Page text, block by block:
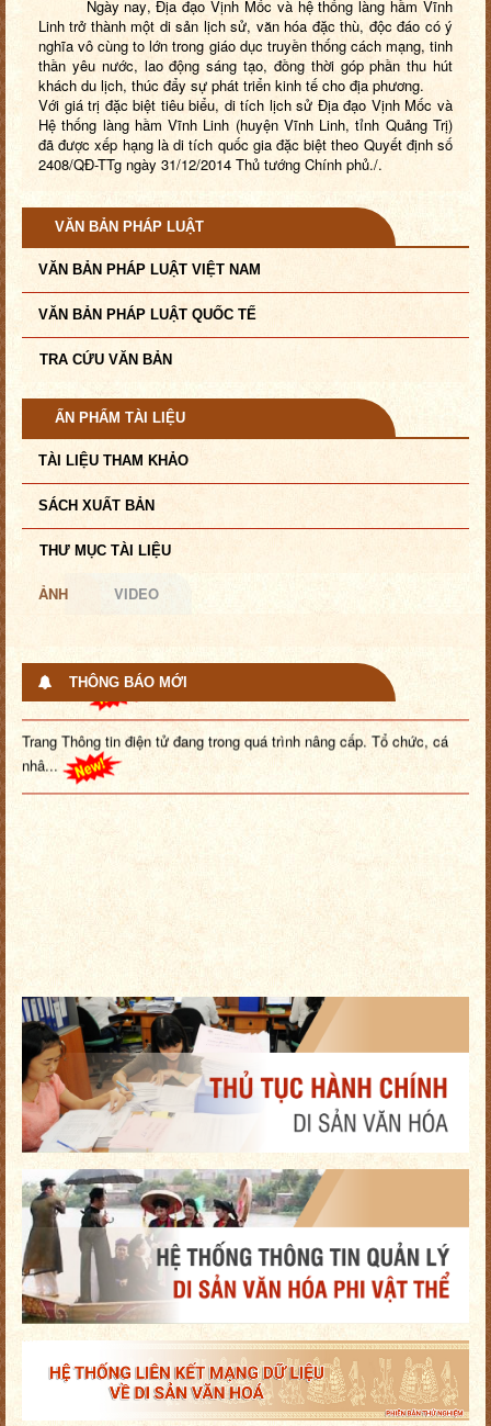
Ngày nay, Địa đạo Vịnh Mốc và hệ thống làng hầm Vĩnh
Linh trở thành một di sản lịch sử, văn hóa đặc thù, độc đáo có ý
nghĩa vô cùng to lớn trong giáo dục truyền thống cách mạng, tinh
thần yêu nước, lao động sáng tạo, đồng thời góp phần thu hút
khách du lịch, thúc đẩy sự phát triển kinh tế cho địa phương.
Với giá trị đặc biệt tiêu biểu, di tích lịch sử Địa đạo Vịnh Mốc và
Hệ thống làng hầm Vĩnh Linh (huyện Vĩnh Linh, tỉnh Quảng Trị)
đã được xếp hạng là di tích quốc gia đặc biệt theo Quyết định số
2408/QĐ-TTg ngày 31/12/2014 Thủ tướng Chính phủ./.
VĂN BẢN PHÁP LUẬT
VĂN BẢN PHÁP LUẬT VIỆT NAM
VĂN BẢN PHÁP LUẬT QUỐC TẾ
TRA CỨU VĂN BẢN
ẤN PHẨM TÀI LIỆU
TÀI LIỆU THAM KHẢO
SÁCH XUẤT BẢN
THƯ MỤC TÀI LIỆU
ẢNH VIDEO
THÔNG BÁO MỚI
nghiệp ...
Trang Thông tin điện tử đang trong quá trình nâng cấp. Tổ chức, cá
nhâ...